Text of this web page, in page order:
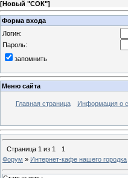
[Новый "СОК"]
Форма входа
Логин:
Пароль:
запомнить
Меню сайта
Главная страница Информация о
Страница 1 из 1
1
Форум » Интернет-кафе нашего городка